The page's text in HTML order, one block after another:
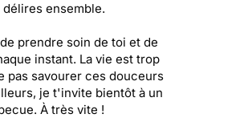
délires ensemble.
prendre soin de toi et de
instant. La vie est trop
pas savourer ces douceurs
je t'invite bientôt à un
À très vite !